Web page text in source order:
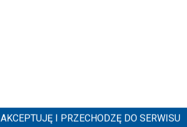
AKCEPTUJĘ I PRZECHODZĘ DO SERWISU